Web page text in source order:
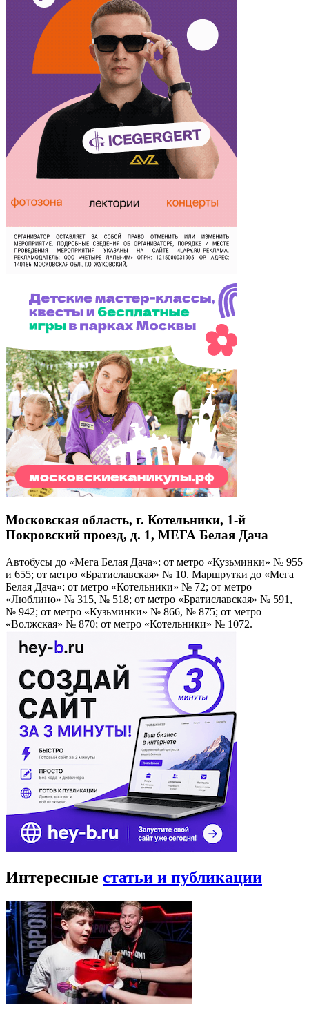
Московская область, г. Котельники, 1-й
Покровский проезд, д. 1, МЕГА Белая Дача
Автобусы до «Мега Белая Дача»: от метро «Кузьминки» № 955
и 655; от метро «Братиславская» № 10. Маршрутки до «Мега
Белая Дача»: от метро «Котельники» № 72; от метро
«Люблино» № 315, № 518; от метро «Братиславская» № 591,
№ 942; от метро «Кузьминки» № 866, № 875; от метро
«Волжская» № 870; от метро «Котельники» № 1072.
Интересные статьи и публикации